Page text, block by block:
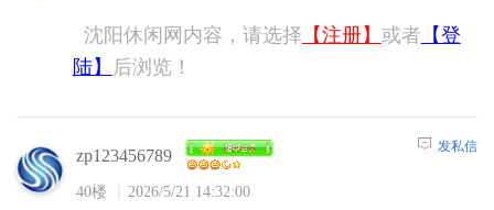
沈阳休闲网内容，请选择 【注册】 或者 【登
陆】
后浏览！
zp123456789
40楼 2026/5/21 14:32:00
发私信